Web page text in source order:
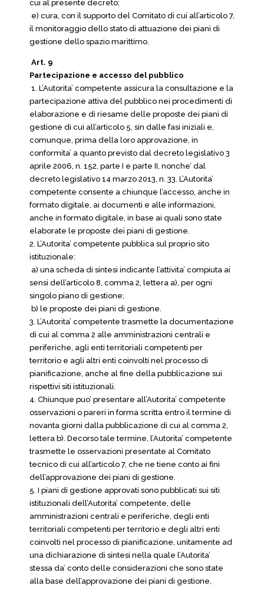
cui al presente decreto;
e) cura, con il supporto del Comitato di cui all’articolo 7,
il monitoraggio dello stato di attuazione dei piani di
gestione dello spazio marittimo.
Art. 9
Partecipazione e accesso del pubblico
1. L’Autorita’ competente assicura la consultazione e la
partecipazione attiva del pubblico nei procedimenti di
elaborazione e di riesame delle proposte dei piani di
gestione di cui all’articolo 5, sin dalle fasi iniziali e,
comunque, prima della loro approvazione, in
conformita’ a quanto previsto dal decreto legislativo 3
aprile 2006, n. 152, parte I e parte II, nonche’ dal
decreto legislativo 14 marzo 2013, n. 33. L’Autorita’
competente consente a chiunque l’accesso, anche in
formato digitale, ai documenti e alle informazioni,
anche in formato digitale, in base ai quali sono state
elaborate le proposte dei piani di gestione.
2. L’Autorita’ competente pubblica sul proprio sito
istituzionale:
a) una scheda di sintesi indicante l’attivita’ compiuta ai
sensi dell’articolo 8, comma 2, lettera a), per ogni
singolo piano di gestione;
b) le proposte dei piani di gestione.
3. L’Autorita’ competente trasmette la documentazione
di cui al comma 2 alle amministrazioni centrali e
periferiche, agli enti territoriali competenti per
territorio e agli altri enti coinvolti nel processo di
pianificazione, anche al fine della pubblicazione sui
rispettivi siti istituzionali.
4. Chiunque puo’ presentare all’Autorita’ competente
osservazioni o pareri in forma scritta entro il termine di
novanta giorni dalla pubblicazione di cui al comma 2,
lettera b). Decorso tale termine, l’Autorita’ competente
trasmette le osservazioni presentate al Comitato
tecnico di cui all’articolo 7, che ne tiene conto ai fini
dell’approvazione dei piani di gestione.
5. I piani di gestione approvati sono pubblicati sui siti
istituzionali dell’Autorita’ competente, delle
amministrazioni centrali e periferiche, degli enti
territoriali competenti per territorio e degli altri enti
coinvolti nel processo di pianificazione, unitamente ad
una dichiarazione di sintesi nella quale l’Autorita’
stessa da’ conto delle considerazioni che sono state
alla base dell’approvazione dei piani di gestione,